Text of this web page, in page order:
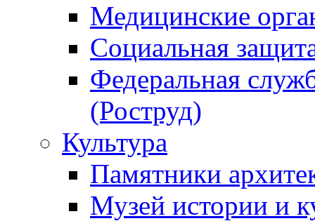
Медицинские
Социальная
Федеральная
(Роструд)
Культура
Памятники
Музей истории и